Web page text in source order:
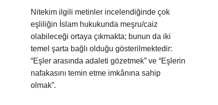
Nitekim ilgili metinler incelendiğinde çok
eşliliğin İslam hukukunda meşru/caiz
olabileceği ortaya çıkmakta; bunun da iki
temel şarta bağlı olduğu gösterilmektedir:
“Eşler arasında adaleti gözetmek” ve “Eşlerin
nafakasını temin etme imkânına sahip
olmak”.